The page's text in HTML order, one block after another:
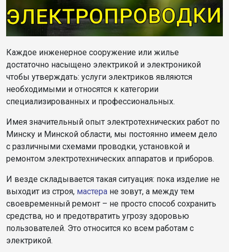
Каждое инженерное сооружение или жилье
достаточно насыщено электрикой и электроникой
чтобы утверждать: услуги электриков являются
необходимыми и относятся к категории
специализированных и профессиональных.
Имея значительный опыт электротехнических работ по
Минску и Минской области, мы постоянно имеем дело
с различными схемами проводки, установкой и
ремонтом электротехнических аппаратов и приборов.
И везде складывается такая ситуация: пока изделие не
выходит из строя, мастера не зовут, а между тем
своевременный ремонт – не просто способ сохранить
средства, но и предотвратить угрозу здоровью
пользователей. Это относится ко всем работам с
электрикой.